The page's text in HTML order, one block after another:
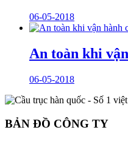
06-05-2018
An toàn khi
06-05-2018
BẢN ĐỒ CÔNG TY